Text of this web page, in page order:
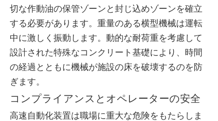
切な作動油の保管ゾーンと封じ込めゾーンを確立
する必要があります。重量のある横型機械は運転
中に激しく振動します。動的な耐荷重を考慮して
設計された特殊なコンクリート基礎により、時間
の経過とともに機械が施設の床を破壊するのを防
ぎます。
コンプライアンスとオペレーターの安全
高速自動化装置は職場に重大な危険をもたらしま